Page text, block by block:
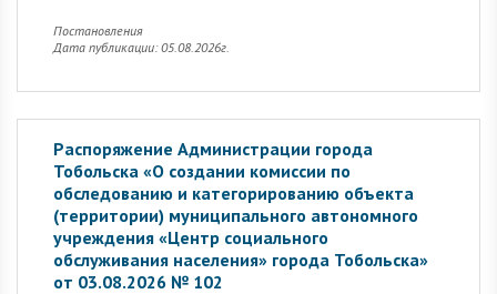
Постановления
Дата публикации: 05.08.2026г.
Распоряжение Администрации города
Тобольска «О создании комиссии по
обследованию и категорированию объекта
(территории) муниципального автономного
учреждения «Центр социального
обслуживания населения» города Тобольска»
от 03.08.2026 № 102